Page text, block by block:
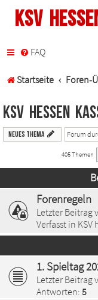
KSV
FAQ
Startseite Foren-
KSV Hessen
Neues Thema
405 Themen
Forenregeln
Letzter Beitrag
Verfasst in KSV
1. Spieltag
Letzter Beitrag
Antworten: 5